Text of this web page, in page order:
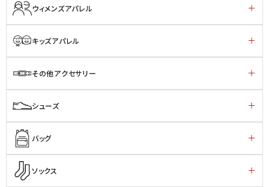
ウィメンズアパレル
キッズアパレル
その他アクセサリー
シューズ
バッグ
ソックス